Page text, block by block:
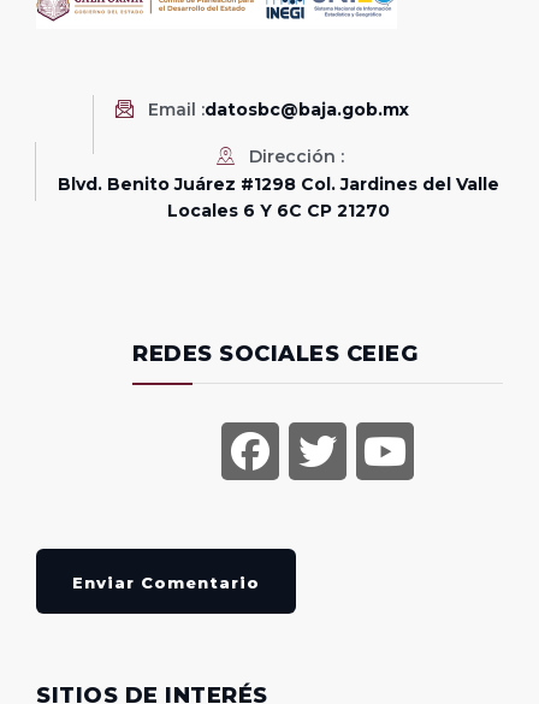
Email :datosbc@baja.gob.mx
Dirección :
Blvd. Benito Juárez #1298 Col. Jardines del Valle
Locales 6 Y 6C CP 21270
REDES SOCIALES CEIEG
Enviar Comentario
SITIOS DE INTERÉS